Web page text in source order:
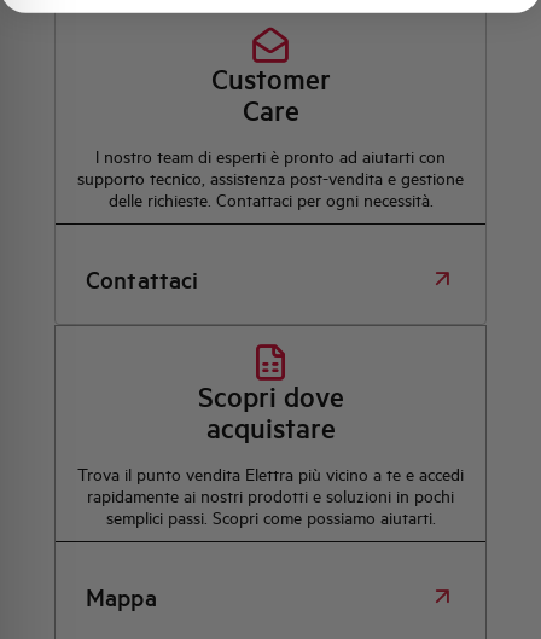
Customer
Care
l nostro team di esperti è pronto ad aiutarti con
supporto tecnico, assistenza post-vendita e gestione
delle richieste. Contattaci per ogni necessità.
Contattaci
Scopri dove
acquistare
Trova il punto vendita Elettra più vicino a te e accedi
rapidamente ai nostri prodotti e soluzioni in pochi
semplici passi. Scopri come possiamo aiutarti.
Mappa